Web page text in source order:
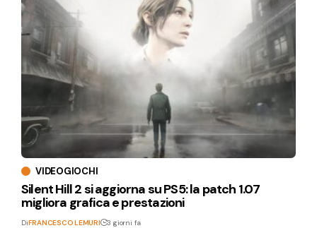
VIDEOGIOCHI
Silent Hill 2 si aggiorna su PS5: la patch 1.07
migliora grafica e prestazioni
DiFRANCESCO LEMURI 3 giorni fa